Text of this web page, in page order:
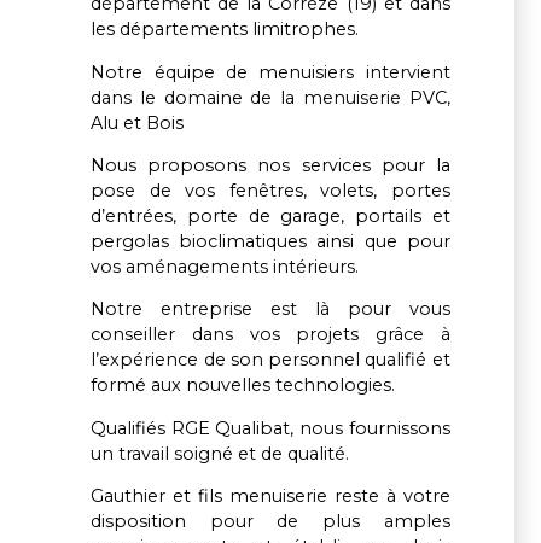
les départements limitrophes.
Notre équipe de menuisiers intervient
dans le domaine de la menuiserie PVC,
Alu et Bois
Nous proposons nos services pour la
pose de vos fenêtres, volets, portes
d’entrées, porte de garage, portails et
pergolas bioclimatiques ainsi que pour
vos aménagements intérieurs.
Notre entreprise est là pour vous
conseiller dans vos projets grâce à
l’expérience de son personnel qualifié et
formé aux nouvelles technologies.
Qualifiés RGE Qualibat, nous fournissons
un travail soigné et de qualité.
Gauthier et fils menuiserie reste à votre
disposition pour de plus amples